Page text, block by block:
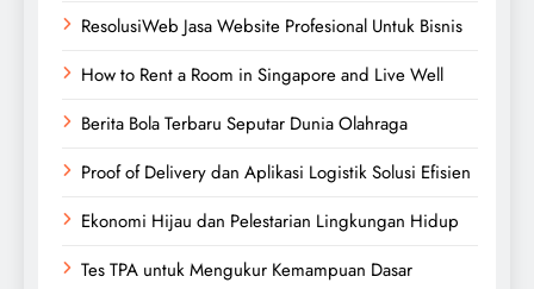
ResolusiWeb Jasa Website Profesional Untuk Bisnis
How to Rent a Room in Singapore and Live Well
Berita Bola Terbaru Seputar Dunia Olahraga
Proof of Delivery dan Aplikasi Logistik Solusi Efisien
Ekonomi Hijau dan Pelestarian Lingkungan Hidup
Tes TPA untuk Mengukur Kemampuan Dasar